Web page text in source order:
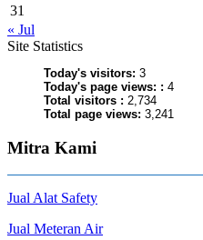
31
« Jul
Site Statistics
Today's visitors: 3
Today's page views: : 4
Total visitors : 2,734
Total page views: 3,241
Mitra Kami
Jual Alat Safety
Jual Meteran Air